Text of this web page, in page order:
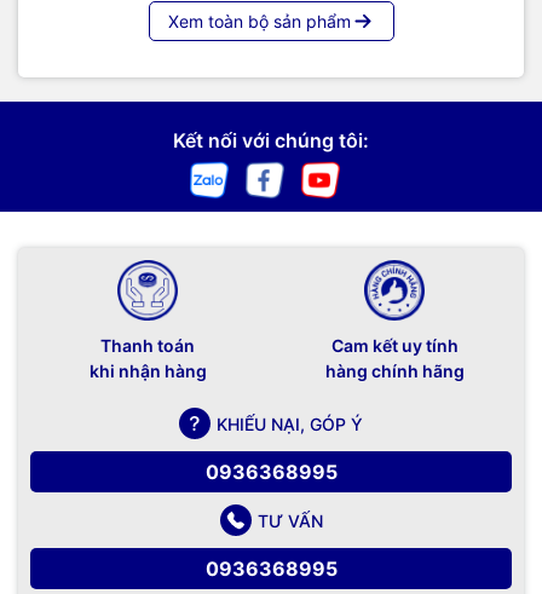
Xem toàn bộ sản phẩm
Kết nối với chúng tôi:
Thanh toán
khi nhận hàng
Cam kết uy tính
hàng chính hãng
KHIẾU NẠI, GÓP Ý
0936368995
TƯ VẤN
0936368995